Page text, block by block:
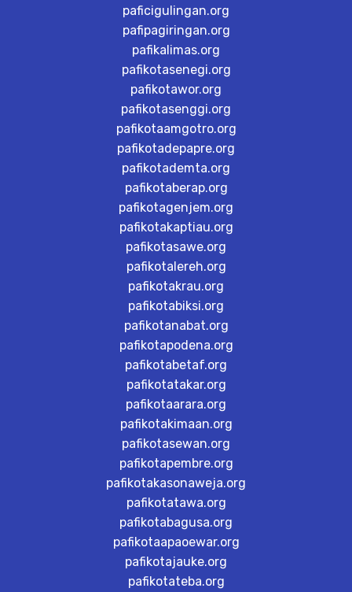
paficigulingan.org
pafipagiringan.org
pafikalimas.org
pafikotasenegi.org
pafikotawor.org
pafikotasenggi.org
pafikotaamgotro.org
pafikotadepapre.org
pafikotademta.org
pafikotaberap.org
pafikotagenjem.org
pafikotakaptiau.org
pafikotasawe.org
pafikotalereh.org
pafikotakrau.org
pafikotabiksi.org
pafikotanabat.org
pafikotapodena.org
pafikotabetaf.org
pafikotatakar.org
pafikotaarara.org
pafikotakimaan.org
pafikotasewan.org
pafikotapembre.org
pafikotakasonaweja.org
pafikotatawa.org
pafikotabagusa.org
pafikotaapaoewar.org
pafikotajauke.org
pafikotateba.org